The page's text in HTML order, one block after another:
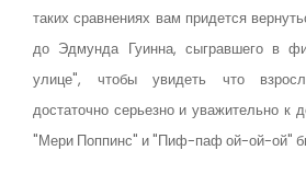
таких сравнениях вам придется
до Эдмунда Гуинна, сыгравшего в
улице", чтобы увидеть что
достаточно серьезно и уважительно к
"Мери Поппинс" и "Пиф-паф ой-ой-ой"